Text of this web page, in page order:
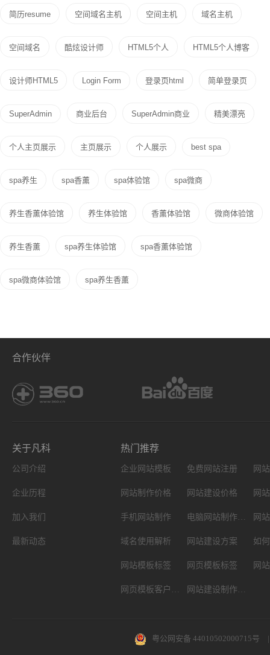
简历resume 空间域名主机 空间主机 域名主机
空间域名 酷炫设计师 HTML5个人 HTML5个人博客
设计师HTML5 Login Form 登录页html 简单登录页
SuperAdmin 商业后台 SuperAdmin商业 精美漂亮
个人主页展示 主页展示 个人展示 best spa
spa养生 spa香薰 spa体验馆 spa微商
养生香薰体验馆 养生体验馆 香薰体验馆 微商体验馆
养生香薰 spa养生体验馆 spa香薰体验馆
spa微商体验馆 spa养生香薰
合作伙伴
关于凡科
公司介绍
企业历程
加入我们
最新动态
热门推荐
企业网站模板 免费网站注册 网
网站制作价格 网站建设价格 网
手机网站制作 电脑网站制作设计 网
域名使用解析 网站建设方案 如
网站模板标签 网页模板标签
网页模板客户案例 网站建设制作知识
粤公网安备 44010502000715号 |